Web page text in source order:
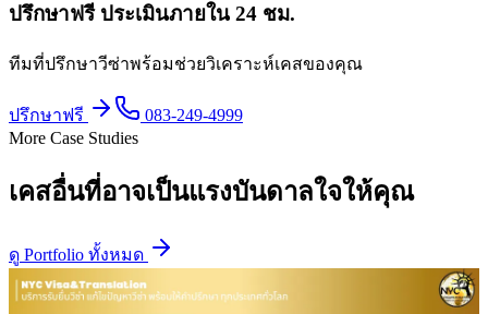
ปรึกษาฟรี ประเมินภายใน 24 ชม.
ทีมที่ปรึกษาวีซ่าพร้อมช่วยวิเคราะห์เคสของคุณ
ปรึกษาฟรี
083-249-4999
More Case Studies
เคสอื่นที่อาจเป็นแรงบันดาลใจให้คุณ
ดู Portfolio ทั้งหมด